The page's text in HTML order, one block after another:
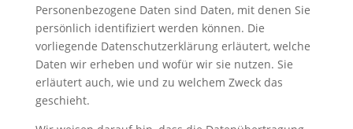
Personenbezogene Daten sind Daten, mit denen Sie
persönlich identifiziert werden können. Die
vorliegende Datenschutzerklärung erläutert, welche
Daten wir erheben und wofür wir sie nutzen. Sie
erläutert auch, wie und zu welchem Zweck das
geschieht.